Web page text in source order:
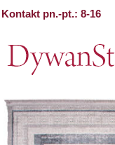
Kontakt pn.-pt.: 8-16